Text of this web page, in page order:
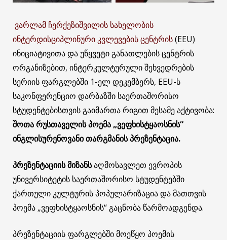
ვარლამ ჩერქეზიშვილის სახელობის
ინტერდისციპლინური კვლევების ცენტრის(EEU)
ინიციატივითა და უწყვეტი განათლების ცენტრის
ორგანიზებით, ინტერკულტურული შეხვედრების
სერიის ფარგლებში 1-ელ დეკემბერს, EEU-ს
საკონფერენციო დარბაზში საერთაშორისო
სტუდენტებისთვის გაიმართა რიგით მესამე აქტივობა:
შოთა რუსთაველის პოემა „ვეფხისტყაოსნის“
ინგლისურენოვანი თარგმანის პრეზენტაცია.
პრეზენტაციის მიზანსაღმოსავლეთ ევროპის
უნივერსიტეტის საერთაშორისო სტუდენტებში
ქართული კულტურის პოპულარიზაცია და მათთვის
პოემა „ვეფხისტყაოსნის“ გაცნობა წარმოადგენდა.
პრეზენტაციის ფარგლებში მოეწყო პოემის